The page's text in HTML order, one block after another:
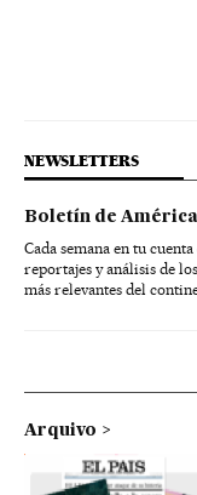
NEWSLETTERS
Boletín de América
Cada semana en tu
reportajes y análisis de
más relevantes del
Arquivo